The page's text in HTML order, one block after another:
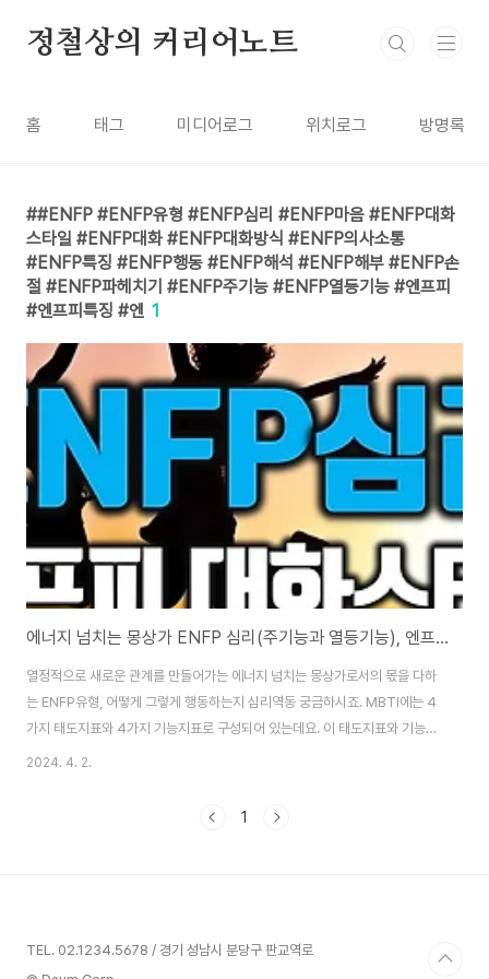
정철상의 커리어노트
홈 태그 미디어로그 위치로그 방명록
#ENFP #ENFP유형 #ENFP심리 #ENFP마음 #ENFP대화
스타일 #ENFP대화 #ENFP대화방식 #ENFP의사소통
#ENFP특징 #ENFP행동 #ENFP해석 #ENFP해부 #ENFP손
절 #ENFP파헤치기 #ENFP주기능 #ENFP열등기능 #엔프피
#엔프피특징 #엔 1
에너지 넘치는 몽상가 ENFP 심리(주기능과 열등기능), 엔프피 대화스타일
열정적으로 새로운 관계를 만들어가는 에너지 넘치는 몽상가로서의 몫을 다하
는 ENFP유형, 어떻게 그렇게 행동하는지 심리역동 궁금하시죠. MBTI에는 4
가지 태도지표와 4가지 기능지표로 구성되어 있는데요. 이 태도지표와 기능지
표가 어우러진 16가지 성격유형이 나오면 유형만의 독특한 정신역동이 일어납
부기능이 무엇인지 알아야 보다 더 자기다운 강점과 약점도 알 수 있습니다. 자
2024. 4. 2.
1
TEL. 02.1234.5678 / 경기 성남시 분당구 판교역로